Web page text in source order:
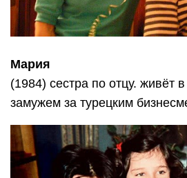
Мария
(1984) сестра по отцу. живёт
замужем за турецким